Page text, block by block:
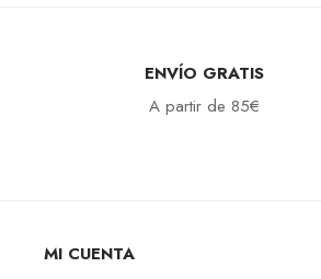
ENVÍO GRATIS
A partir de 85€
MI CUENTA